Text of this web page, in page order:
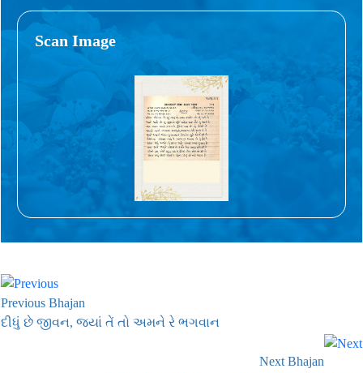
Scan Image
Previous Bhajan
દીધું છે જીવન, જ્યાં તેં તો અમને રે ભગવાન
Next Bhajan